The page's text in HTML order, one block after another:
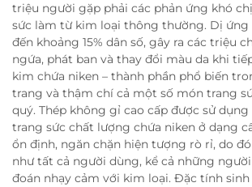
triệu người gặp phải các phản ứng khó
sức làm từ kim loại thông thường. Dị ứng
đến khoảng 15% dân số, gây ra các triệu
ngứa, phát ban và thay đổi màu da khi
kim chứa niken – thành phần phổ biến
trang và thậm chí cả một số món trang
quý. Thép không gỉ cao cấp được sử
trang sức chất lượng chứa niken ở dạng
ổn định, ngăn chặn hiện tượng rò rỉ, do
như tất cả người dùng, kể cả những
đoán nhạy cảm với kim loại. Đặc tính